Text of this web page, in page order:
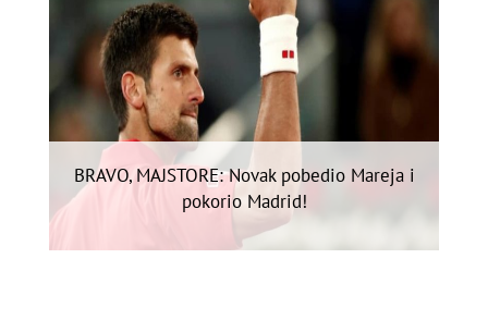
BRAVO, MAJSTORE: Novak pobedio Mareja i
pokorio Madrid!